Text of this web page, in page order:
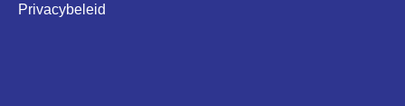
Privacybeleid